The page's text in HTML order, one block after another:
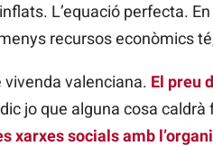
L’equació perfecta.
recursos econòmics
valenciana. El preu
jo que alguna cosa
xarxes socials amb